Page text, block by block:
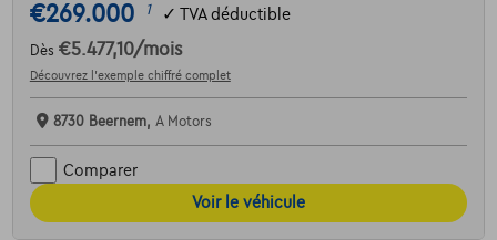
€269.000 1 ✓ TVA déductible
Dès €5.477,10/mois
Découvrez l’exemple chiffré complet
8730 Beernem, A Motors
Comparer
Voir le véhicule